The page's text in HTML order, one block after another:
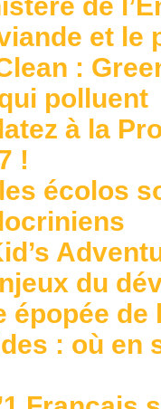
et le
:
polluent
à la
!
écolos
du
épopée de
: où en